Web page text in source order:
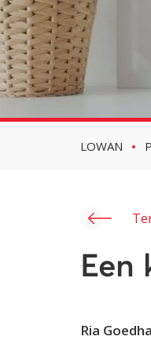
LOWAN
Een
Ria